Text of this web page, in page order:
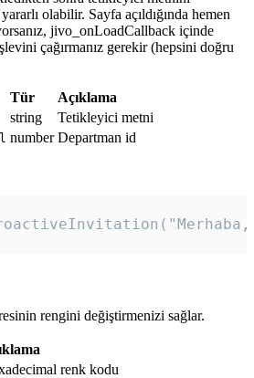
olabilir. Sayfa açıldığında hemen
jivo_onLoadCallback içinde
çağırmanız gerekir (hepsini doğru
Tür
Açıklama
string
Tetikleyici metni
number Departman id
rengini değiştirmenizi sağlar.
renk kodu